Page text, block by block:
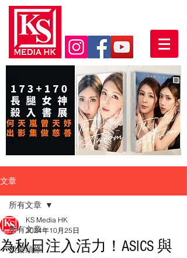
文章
所有文章
娛樂頭條
所有文章
為秋日注入活力！ASICS 與
KS Media HK
2024年10月25日